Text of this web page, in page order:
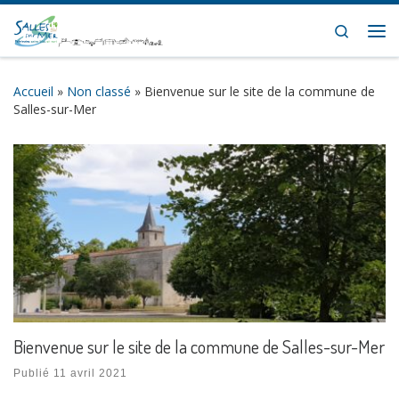
Skip to content
Search
Accueil » Non classé » Bienvenue sur le site de la commune de
Salles-sur-Mer
Bienvenue sur le site de la commune de Salles-sur-Mer
Publié 11 avril 2021